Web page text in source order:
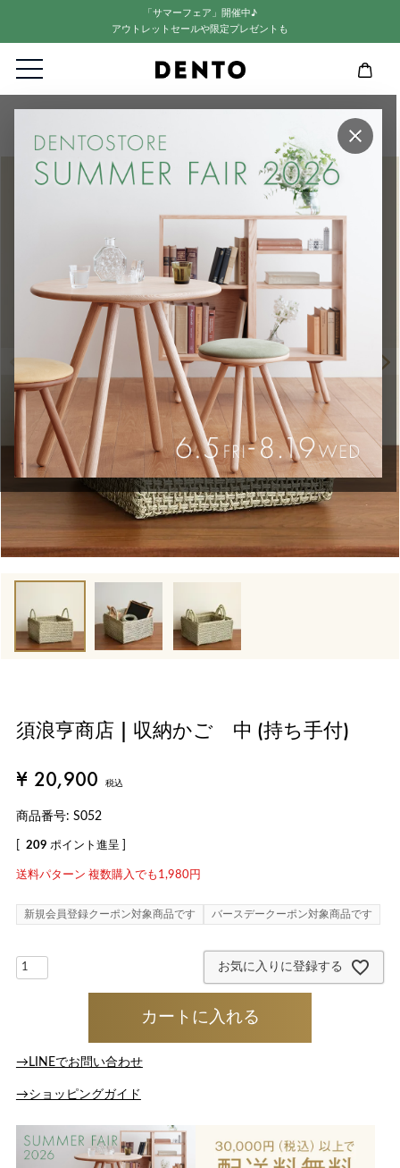
「サマーフェア」開催中♪
アウトレットセールや限定プレゼントも
×
須浪亨商店 | 収納かご 中 (持ち手付)
¥ 20,900 税込
商品番号 S052
209 ポイント進呈 ]
送料パターン 複数購入でも1,980円
新規会員登録クーポン対象商品です バースデークーポン対象商品です
お気に入りに登録する
カートに入れる
→LINEでお問い合わせ
→ショッピングガイド